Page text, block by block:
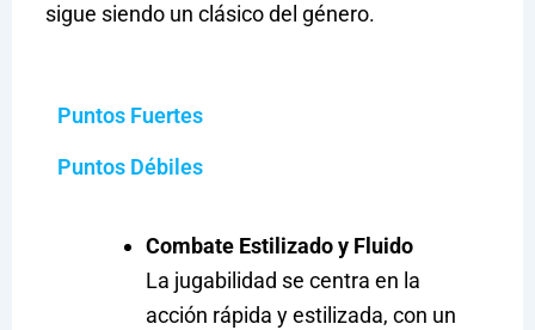
sigue siendo un clásico del género.
Puntos Fuertes
Puntos Débiles
Combate Estilizado y Fluido
La jugabilidad se centra en la
acción rápida y estilizada, con un